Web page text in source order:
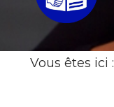
Vous êtes ici :